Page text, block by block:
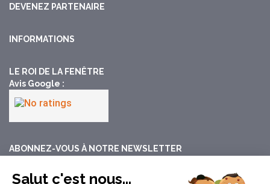
Salut c'est nous...
DEVENEZ PARTENAIRE
INFORMATIONS
LE ROI DE LA FENÊTRE
Avis Google :​
ABONNEZ-VOUS À NOTRE NEWSLETTER
votre boite email.